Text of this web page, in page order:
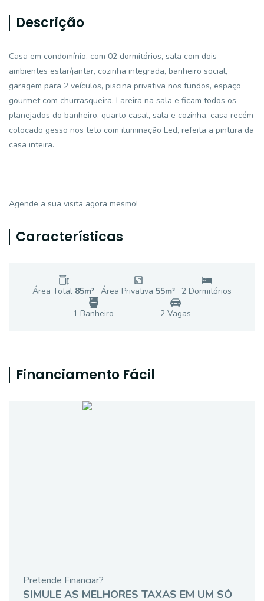
Descrição
Casa em condomínio, com 02 dormitórios, sala com dois
ambientes estar/jantar, cozinha integrada, banheiro social,
garagem para 2 veículos, piscina privativa nos fundos, espaço
gourmet com churrasqueira. Lareira na sala e ficam todos os
planejados do banheiro, quarto casal, sala e cozinha, casa recém
colocado gesso nos teto com iluminação Led, refeita a pintura da
casa inteira.
Agende a sua visita agora mesmo!
Características
Área Total 85m² Área Privativa 55m² 2 Dormitórios
1 Banheiro 2 Vagas
Financiamento Fácil
Pretende Financiar?
SIMULE AS MELHORES TAXAS EM UM SÓ